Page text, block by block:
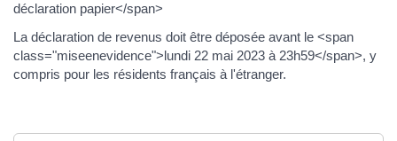
déclaration papier</span>
La déclaration de revenus doit être déposée avant le <span
class="miseenevidence">lundi 22 mai 2023 à 23h59</span>, y
compris pour les résidents français à l'étranger.